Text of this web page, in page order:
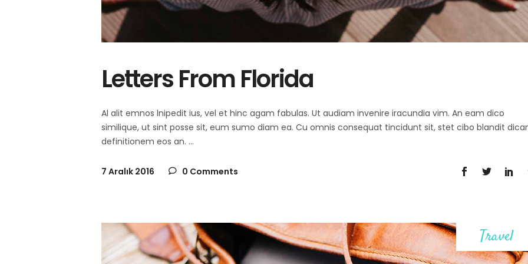
Letters From Florida
Al alit emnos lnipedit ius, vel et hinc agam fabulas. Ut audiam invenire iracundia vim. An eam dico
similique, ut sint posse sit, eum sumo diam ea. Cu omnis consequat tincidunt sit, stet cibo blandit
definitionem eos an.
7 Aralık 2016 0 Comments
Travel